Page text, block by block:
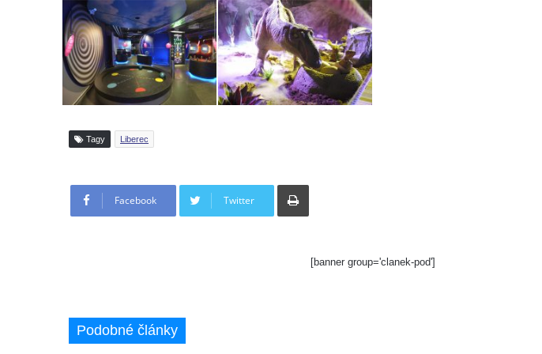
Tagy Liberec
Facebook Twitter
Tisknout
[banner group='clanek-pod']
Podobné články